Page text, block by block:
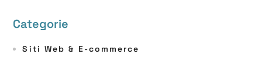
Categorie
Siti Web & E-commerce